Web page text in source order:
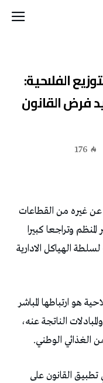
الفلاحية:
فرض القانون
176
عن غيره من القطاعات
وتراجعا كبيرا
الهياكل الادارية
هو ارتباطها المباشر
الناتجة عنه،
الغذائي الوطني.
القانون على